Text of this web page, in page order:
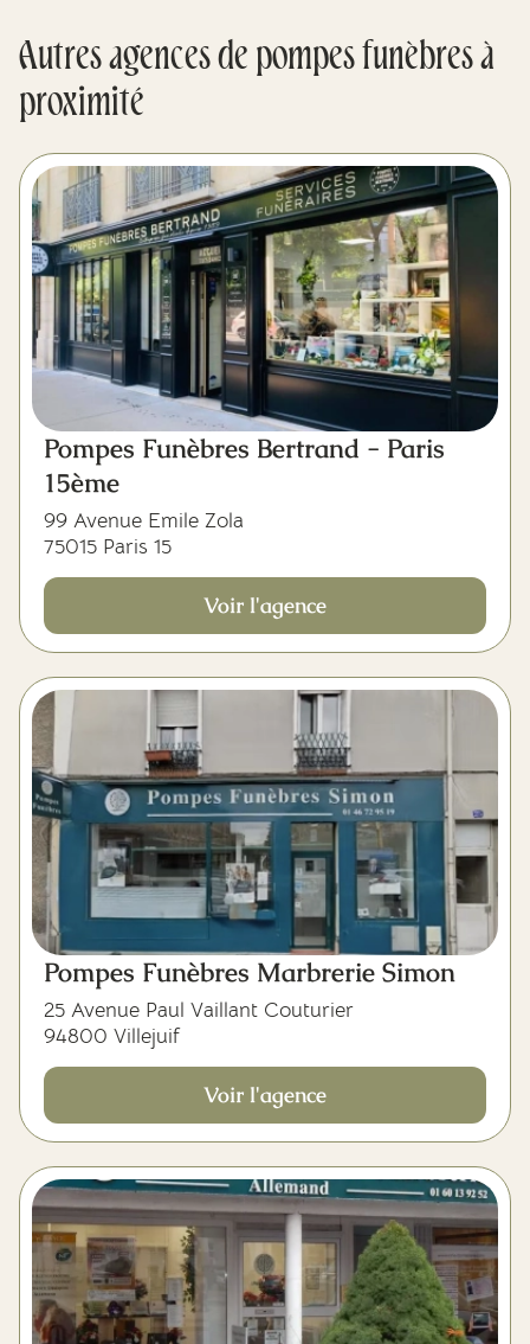
Autres agences de pompes funèbres à
proximité
Pompes Funèbres Bertrand - Paris
15ème
99 Avenue Emile Zola
75015 Paris 15
Voir l'agence
Pompes Funèbres Marbrerie Simon
25 Avenue Paul Vaillant Couturier
94800 Villejuif
Voir l'agence